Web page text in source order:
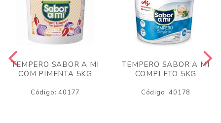
TEMPERO SABOR A MI
COM PIMENTA 5KG
Código: 40177
TEMPERO SABOR A MI
COMPLETO 5KG
Código: 40178